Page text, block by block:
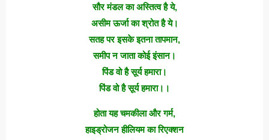
सौर मंडल का अस्तित्व है ये,
असीम ऊर्जा का श्रोत है ये।
सतह पर इसके इतना तापमान,
समीप न जाता कोई इंसान।
पिंड वो है सूर्य हमारा।
पिंड वो है सूर्य हमारा।।
होता यह चमकीला और गर्म,
हाइड्रोजन हीलियम का रिएक्शन